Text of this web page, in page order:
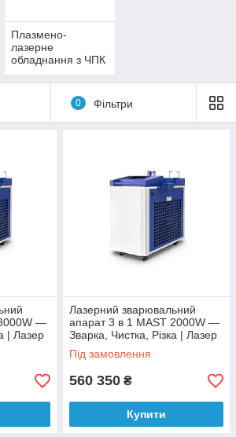
Плазмено-
лазерне
обладнання з ЧПК
0 Фільтри
—
| Лазер
Лазерний зварювальний
апарат 3 в 1 MAST 2000W —
Зварка, Чистка, Різка | Лазер
MAX | Головка Raytools
Під замовлення
560 350 ₴
Купити